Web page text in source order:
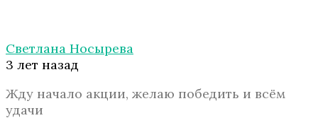
Светлана Носырева
3 лет назад
Жду начало акции, желаю победить и всём
удачи